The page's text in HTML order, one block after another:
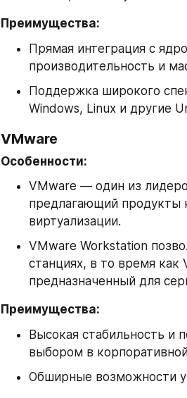
Преимущества:
Прямая интеграция с
производительность и
Поддержка широкого
Windows, Linux и другие
VMware
Особенности:
VMware — один из
предлагающий продукты
виртуализации.
VMware Workstation
станциях, в то время как
предназначенный для
Преимущества:
Высокая стабильность и
выбором в
Обширные возможности